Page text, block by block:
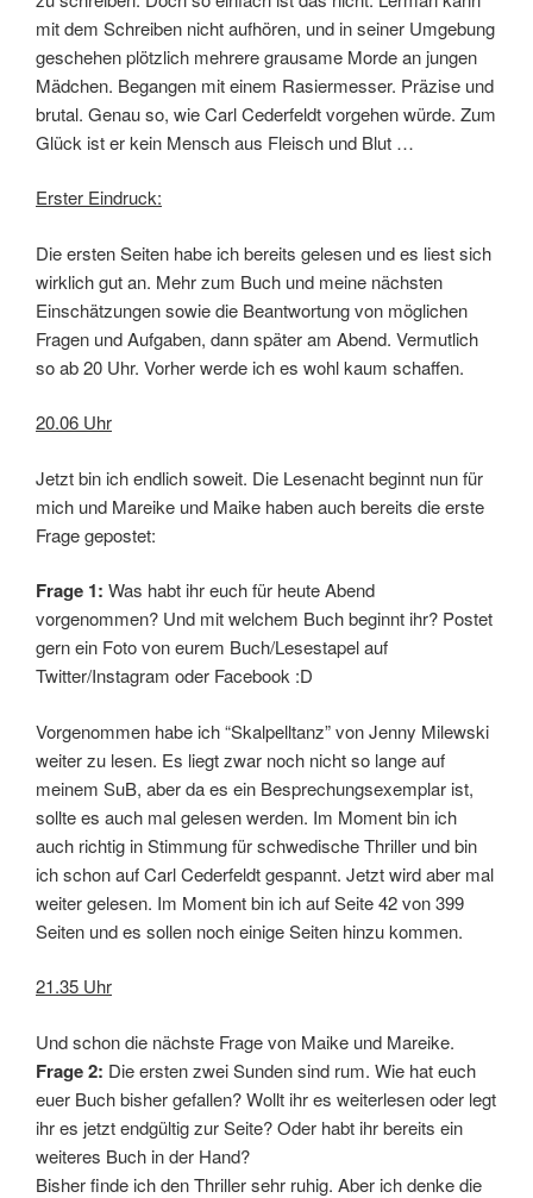
mit dem Schreiben nicht aufhören, und in seiner Umgebung
geschehen plötzlich mehrere grausame Morde an jungen
Mädchen. Begangen mit einem Rasiermesser. Präzise und
brutal. Genau so, wie Carl Cederfeldt vorgehen würde. Zum
Glück ist er kein Mensch aus Fleisch und Blut …
Erster Eindruck:
Die ersten Seiten habe ich bereits gelesen und es liest sich
wirklich gut an. Mehr zum Buch und meine nächsten
Einschätzungen sowie die Beantwortung von möglichen
Fragen und Aufgaben, dann später am Abend. Vermutlich
so ab 20 Uhr. Vorher werde ich es wohl kaum schaffen.
20.06 Uhr
Jetzt bin ich endlich soweit. Die Lesenacht beginnt nun für
mich und Mareike und Maike haben auch bereits die erste
Frage gepostet:
Frage 1: Was habt ihr euch für heute Abend
vorgenommen? Und mit welchem Buch beginnt ihr? Postet
gern ein Foto von eurem Buch/Lesestapel auf
Twitter/Instagram oder Facebook :D
Vorgenommen habe ich “Skalpelltanz” von Jenny Milewski
weiter zu lesen. Es liegt zwar noch nicht so lange auf
meinem SuB, aber da es ein Besprechungsexemplar ist,
sollte es auch mal gelesen werden. Im Moment bin ich
auch richtig in Stimmung für schwedische Thriller und bin
ich schon auf Carl Cederfeldt gespannt. Jetzt wird aber mal
weiter gelesen. Im Moment bin ich auf Seite 42 von 399
Seiten und es sollen noch einige Seiten hinzu kommen.
21.35 Uhr
Und schon die nächste Frage von Maike und Mareike.
Frage 2: Die ersten zwei Sunden sind rum. Wie hat euch
euer Buch bisher gefallen? Wollt ihr es weiterlesen oder legt
ihr es jetzt endgültig zur Seite? Oder habt ihr bereits ein
weiteres Buch in der Hand?
Bisher finde ich den Thriller sehr ruhig. Aber ich denke die